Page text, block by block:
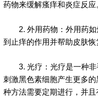
药物来缓解瘙痒和炎症反应
2. 外用药物：外用药如
到止痒的作用并帮助皮肤恢
3. 光疗：光疗是一种非
刺激黑色素细胞产生更多
种方法需要定期进行，并且